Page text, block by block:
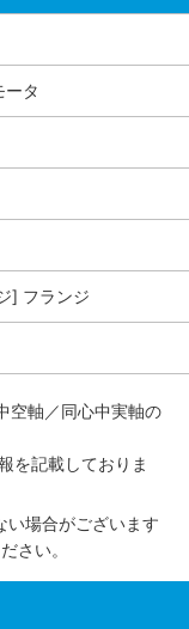
ータ
] フランジ
空軸／同心中実軸の
を記載しておりま
い場合がございます
さい。